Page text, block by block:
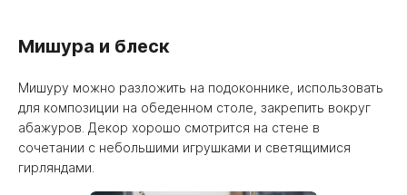
Мишура и блеск
Мишуру можно разложить на подоконнике, использовать
для композиции на обеденном столе, закрепить вокруг
абажуров. Декор хорошо смотрится на стене в
сочетании с небольшими игрушками и светящимися
гирляндами.